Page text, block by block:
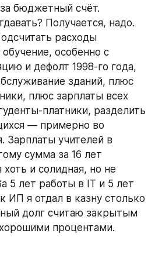
бюджетный счёт.
Получается, надо.
расходы
особенно с
и дефолт 1998-го года,
зданий, плюс
плюс зарплаты всех
платники, разделить
— примерно во
Зарплаты учителей в
сумма за 16 лет
хоть и солидная, но не
5 лет работы в IT и 5 лет
ИП я отдал в казну столько
долг считаю закрытым
процентами.